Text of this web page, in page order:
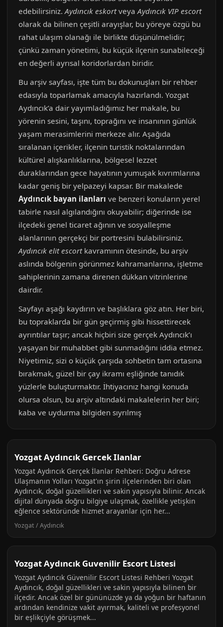
edebilirsiniz.Aydıncık eskortveyaAydıncık VIP escort
olarak da bilinen çeşitli arayışlar, bu yöreye özgü bu
rahat ulaşım olanağı ile birlikte düşünülmelidir;
çünkü zaman yönetimi, bu küçük ilçenin sunabileceği
en değerli ayrısal koridorlardan biridir.
Bu arşiv sayfası, işte tüm bu dokunuşları bir rehber
edasıyla toparlamak amacıyla hazırlandı. Yozgat
Aydıncık’a dair yayımladığımız her makale, bu
yörenin sesini, taşını, toprağını ve insanının günlük
yaşam merasimlerini merkeze alır. Aşağıda
sıralanan içerikler, ilçenin turistik noktalarından
kültürel alışkanlıklarına, bölgesel lezzet
duraklarından gece hayatının yumuşak kıvrımlarına
kadar geniş bir yelpazeyi kapsar. Bir makalede
Aydıncık bayan ilanları ve benzeri konuların yerel
tabirle nasıl algılandığını okuyabilir; diğerinde ise
ilçedeki genel ticaret ağının ve sosyalleşme
alanlarının gerçekçi bir portresini bulabilirsiniz.
Aydıncık elit escortkavramının ötesinde, bu arşiv
aslında bölgenin görünmez kahramanlarına, işletme
sahiplerinin zamana direnen dükkan vitrinlerine
dairdir.
Sayfayı aşağı kaydırın ve başlıklara göz atın. Her biri,
bu topraklarda bir gün geçirmiş gibi hissettirecek
ayrıntılar taşır; ancak hiçbiri size gerçek Aydıncık’ı
yaşayan bir muhabbet gibi sunmadığını iddia etmez.
Niyetimiz, sizi o küçük çarşıda sohbetin tam ortasına
bırakmak, güzel bir çay ikramı eşliğinde tanıdık
yüzlerle buluşturmaktır. İhtiyacınız hangi konuda
olursa olsun, bu arşiv altındaki makalelerin her biri;
kaba ve uydurma bilgiden sıyrılmış
Yozgat Aydıncık Gercek Ilanlar
Yozgat Aydıncık Gerçek İlanlar Rehberi: Doğru Adrese
Ulaşmanın Yolları Yozgat'ın şirin ilçelerinden biri olan
Aydıncık, doğal güzellikleri ve sakin yapısıyla bilinir. Ancak
dijital dünyada doğru bilgiye ulaşmak, özellikle yetişkin
eğlence sektöründe hizmet arayanlar için her...
Yozgat / Aydıncık
Yozgat Aydıncık Guvenilir Escort Listesi
Yozgat Aydıncık Güvenilir Escort Listesi Rehberi Yozgat
Aydıncık, doğal güzellikleri ve sakin yapısıyla bilinen bir
ilçedir. Ancak özel bir gününüzde ya da yoğun bir haftanın
ardından kendinize vakit ayırmak, kaliteli ve profesyonel
bir eşlikçiyle görüşmek...